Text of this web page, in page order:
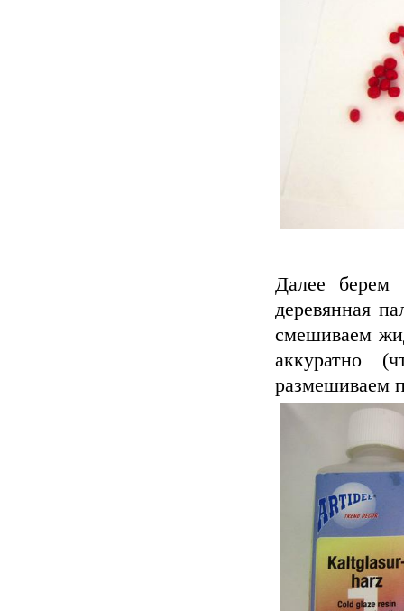
Далее берем
деревянная
смешиваем
аккуратно
размешиваем